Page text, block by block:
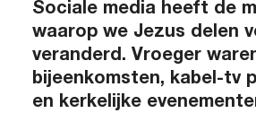
Sociale media heeft de
waarop we Jezus delen
veranderd. Vroeger
bijeenkomsten, kabel-tv
en kerkelijke